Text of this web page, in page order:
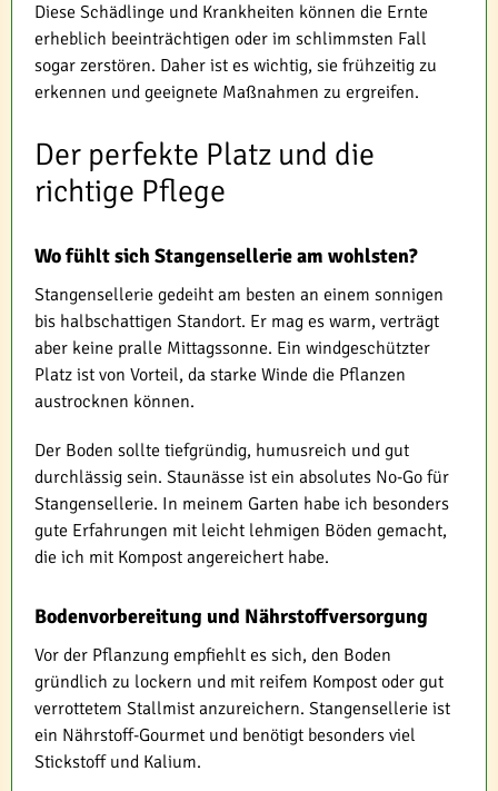
Diese Schädlinge und Krankheiten können die Ernte
erheblich beeinträchtigen oder im schlimmsten Fall
sogar zerstören. Daher ist es wichtig, sie frühzeitig zu
erkennen und geeignete Maßnahmen zu ergreifen.
Der perfekte Platz und die
richtige Pflege
Wo fühlt sich Stangensellerie am wohlsten?
Stangensellerie gedeiht am besten an einem sonnigen
bis halbschattigen Standort. Er mag es warm, verträgt
aber keine pralle Mittagssonne. Ein windgeschützter
Platz ist von Vorteil, da starke Winde die Pflanzen
austrocknen können.
Der Boden sollte tiefgründig, humusreich und gut
durchlässig sein. Staunässe ist ein absolutes No-Go für
Stangensellerie. In meinem Garten habe ich besonders
gute Erfahrungen mit leicht lehmigen Böden gemacht,
die ich mit Kompost angereichert habe.
Bodenvorbereitung und Nährstoffversorgung
Vor der Pflanzung empfiehlt es sich, den Boden
gründlich zu lockern und mit reifem Kompost oder gut
verrottetem Stallmist anzureichern. Stangensellerie ist
ein Nährstoff-Gourmet und benötigt besonders viel
Stickstoff und Kalium.